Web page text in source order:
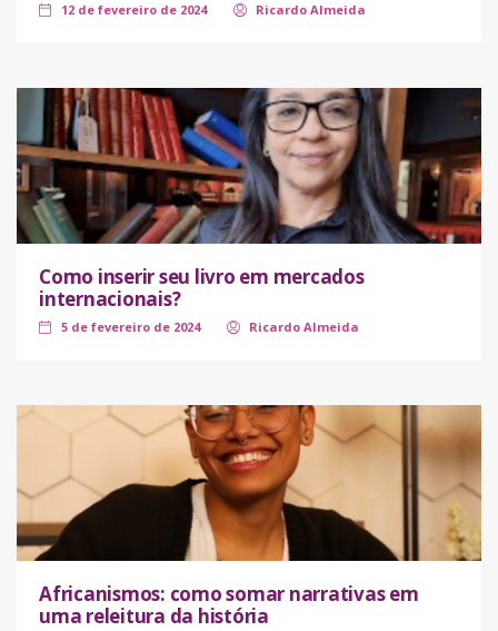
12 de fevereiro de 2024 Ricardo Almeida
Como inserir seu livro em mercados
internacionais?
5 de fevereiro de 2024 Ricardo Almeida
Africanismos: como somar narrativas em
uma releitura da história